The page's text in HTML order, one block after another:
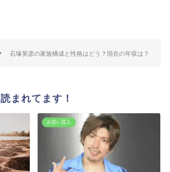
石塚英彦の家族構成と性格はどう？現在の年収は？
まれてます！
お笑い芸人